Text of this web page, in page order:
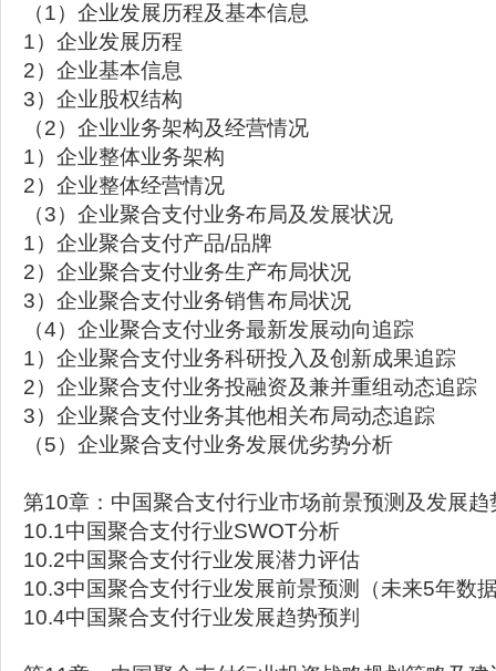
（1）企业发展历程及基本信息
1）企业发展历程
2）企业基本信息
3）企业股权结构
（2）企业业务架构及经营情况
1）企业整体业务架构
2）企业整体经营情况
（3）企业聚合支付业务布局及发展状况
1）企业聚合支付产品/品牌
2）企业聚合支付业务生产布局状况
3）企业聚合支付业务销售布局状况
（4）企业聚合支付业务最新发展动向追踪
1）企业聚合支付业务科研投入及创新成果追踪
2）企业聚合支付业务投融资及兼并重组动态追踪
3）企业聚合支付业务其他相关布局动态追踪
（5）企业聚合支付业务发展优劣势分析
第10章：中国聚合支付行业市场前景预测及发展趋
10.1中国聚合支付行业SWOT分析
10.2中国聚合支付行业发展潜力评估
10.3中国聚合支付行业发展前景预测（未来5年数
10.4中国聚合支付行业发展趋势预判